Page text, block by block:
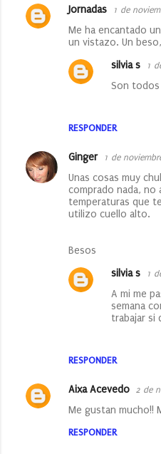
Jornadas 1 de
Me ha encantado
un vistazo. Un
RESPONDER
silvia s 1
Son todos
Ginger 1 de
Unas cosas muy
comprado nada, no
temperaturas que
utilizo cuello alto.
Besos
RESPONDER
silvia s 1
A mi me
semana
trabajar si
Aixa Acevedo 2 de
Me gustan mucho!!
RESPONDER